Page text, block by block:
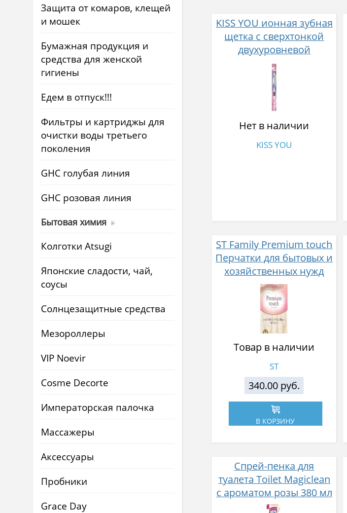
Защита от комаров, клещей
и мошек
Бумажная продукция и
средства для женской
гигиены
Едем в отпуск!!!
Фильтры и картриджы для
очистки воды третьего
поколения
GHC голубая линия
GHC розовая линия
Бытовая химия
Колготки Atsugi
Японские сладости, чай,
соусы
Солнцезащитные средства
Мезороллеры
VIP Noevir
Cosme Decorte
Императорская палочка
Массажеры
Аксессуары
Пробники
Grace Day
KISS YOU ионная зубная
щетка с сверхтонкой
двухуровневой
щетиной
суперкомпактная
головка (средней
жесткости)
Нет в наличии
KISS YOU
ST Family Premium touch
Перчатки для бытовых и
хозяйственных нужд
(винил, пропитаны
гиалуроновой
кислотой, средней
толщины)
Товар в наличии
ST
340.00 руб.
В КОРЗИНУ
Спрей-пенка для
туалета Toilet Magiclean
с ароматом розы 380 мл